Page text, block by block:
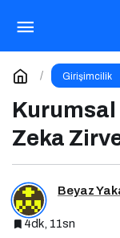
Girişimcilik
Zeka
Beyaz
4dk, 11sn
Odaklı Podcast
Yorum Yap